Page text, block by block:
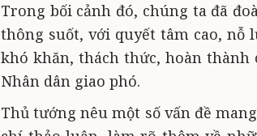
Trong bối cảnh đó, chúng ta đã
thông suốt, với quyết tâm cao, nỗ
khó khăn, thách thức, hoàn thành
Nhân dân giao phó.
Thủ tướng nêu một số vấn đề